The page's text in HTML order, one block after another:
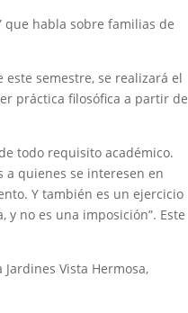
que habla sobre familias de
semestre, se realizará el
práctica filosófica a partir de
todo requisito académico.
a quienes se interesen en
Y también es un ejercicio
no es una imposición”. Este
Vista Hermosa,